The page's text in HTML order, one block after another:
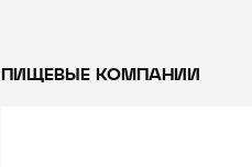
ПИЩЕВЫЕ КОМПАНИИ